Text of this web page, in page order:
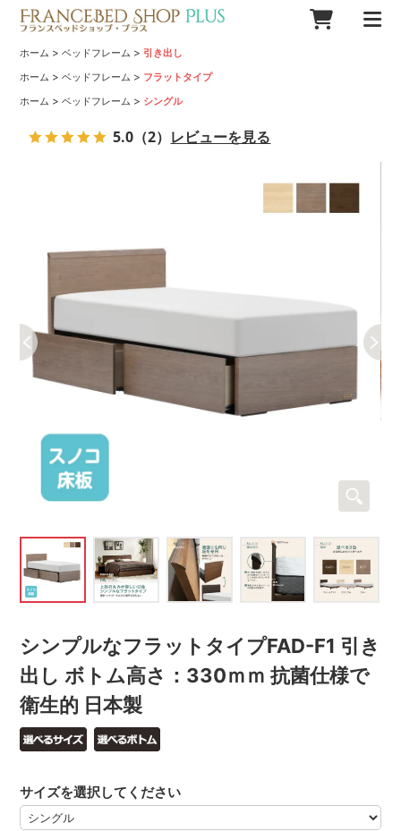
ホーム >ベッドフレーム > 引き出し
ホーム >ベッドフレーム > フラットタイプ
ホーム >ベッドフレーム > シングル
シンプルなフラットタイプFAD-F1 引き
出し ボトム高さ：330ｍｍ 抗菌仕様で
衛生的 日本製
サイズを選択してください
5.0 （2） レビューを見る